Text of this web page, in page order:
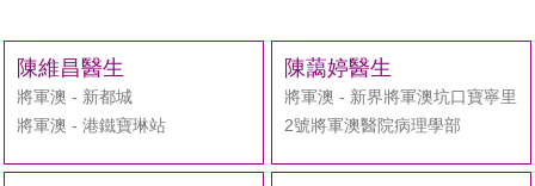
陳維昌醫生
將軍澳 - 新都城
將軍澳 - 港鐵寶琳站
陳藹婷醫生
將軍澳 - 新界將軍澳坑口寶寧里
2號將軍澳醫院病理學部